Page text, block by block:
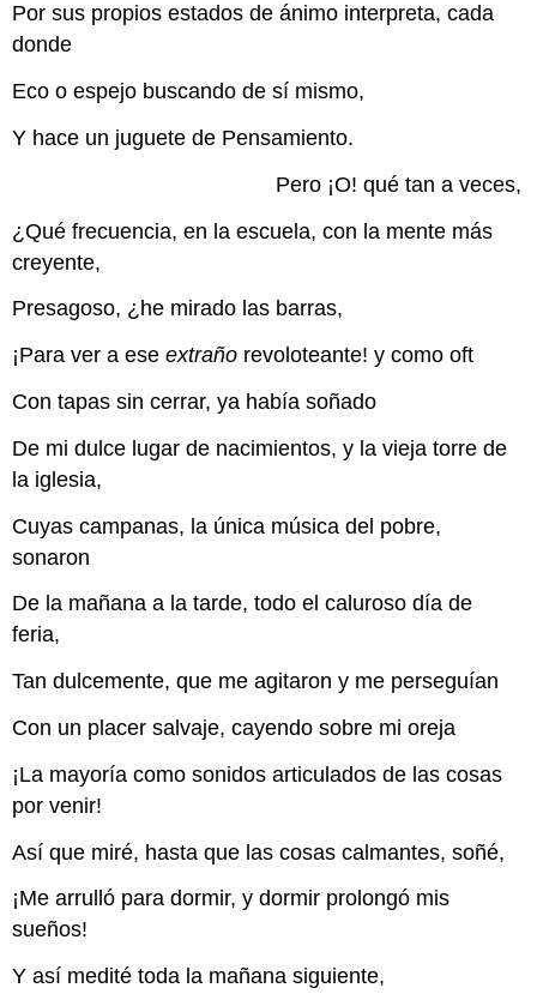
Por sus propios estados de ánimo interpreta, cada
donde
Eco o espejo buscando de sí mismo,
Y hace un juguete de Pensamiento.
Pero ¡O! qué tan a veces,
¿Qué frecuencia, en la escuela, con la mente más
creyente,
Presagoso, ¿he mirado las barras,
¡Para ver a eseextraño revoloteante! y como oft
Con tapas sin cerrar, ya había soñado
De mi dulce lugar de nacimientos, y la vieja torre de
la iglesia,
Cuyas campanas, la única música del pobre,
sonaron
De la mañana a la tarde, todo el caluroso día de
feria,
Tan dulcemente, que me agitaron y me perseguían
Con un placer salvaje, cayendo sobre mi oreja
¡La mayoría como sonidos articulados de las cosas
por venir!
Así que miré, hasta que las cosas calmantes, soñé,
¡Me arrulló para dormir, y dormir prolongó mis
sueños!
Y así medité toda la mañana siguiente,